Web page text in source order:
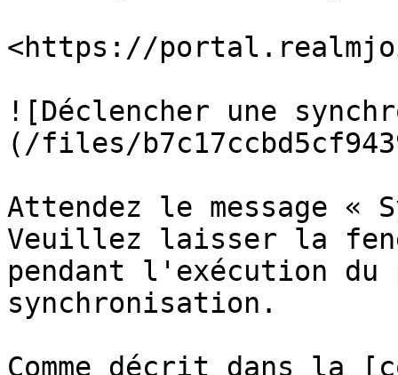
<https://
![Déclencher une
(/files/
Attendez le message «
Veuillez laisser la
pendant l'exécution du
synchronisation.
Comme décrit dans la